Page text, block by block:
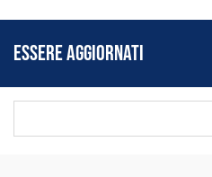
ESSERE AGGIORNATI